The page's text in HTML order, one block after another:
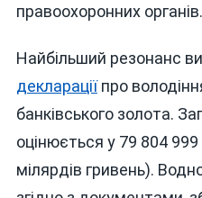
правоохоронних органів.
Найбільший резонанс
деклараціїпро
банківського золота.
оцінюється у 79 804
мілярдів гривень).